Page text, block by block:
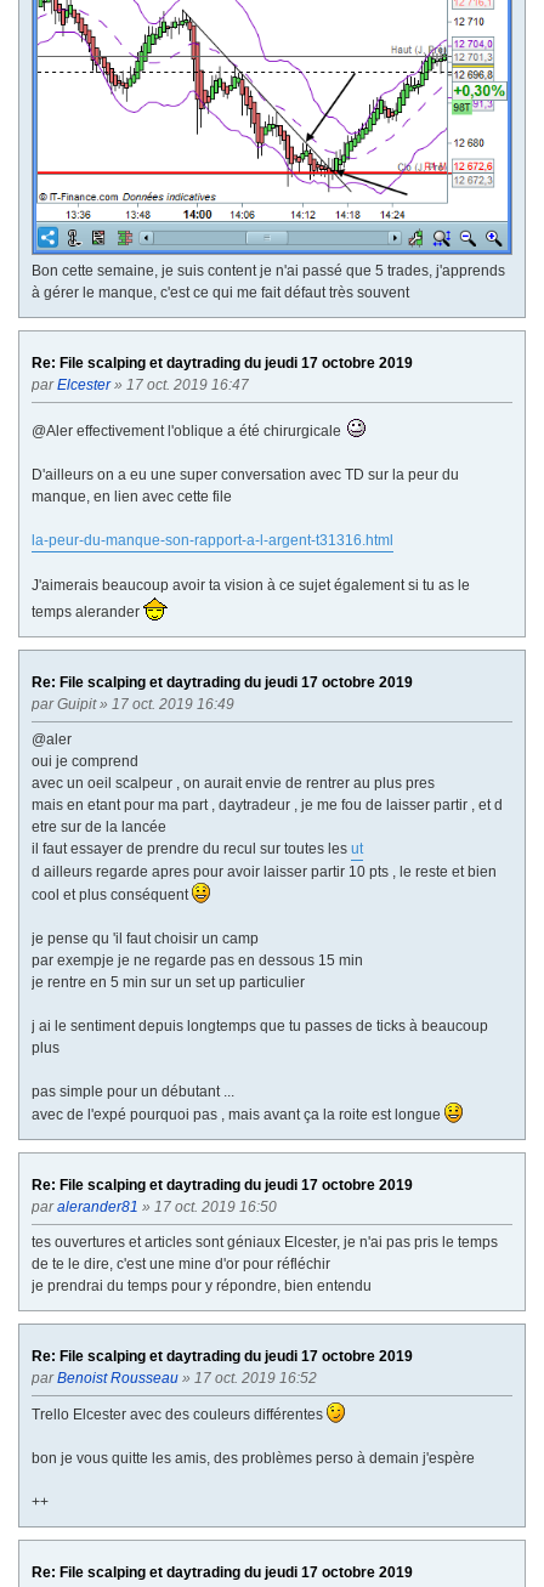
Bon cette semaine, je suis content je n'ai passé que 5 trades, j'apprends
à gérer le manque, c'est ce qui me fait défaut très souvent
Re: File scalping et daytrading du jeudi 17 octobre 2019
parElcester» 17 oct. 2019 16:47
@Aler effectivement l'oblique a été chirurgicale
D'ailleurs on a eu une super conversation avec TD sur la peur du
manque, en lien avec cette file
la-peur-du-manque-son-rapport-a-l-argent-t31316.html
J'aimerais beaucoup avoir ta vision à ce sujet également si tu as le
temps alerander
Re: File scalping et daytrading du jeudi 17 octobre 2019
parGuipit» 17 oct. 2019 16:49
@aler
oui je comprend
avec un oeil scalpeur , on aurait envie de rentrer au plus pres
mais en etant pour ma part , daytradeur , je me fou de laisser partir , et d
etre sur de la lancée
il faut essayer de prendre du recul sur toutes les ut
d ailleurs regarde apres pour avoir laisser partir 10 pts , le reste et bien
cool et plus conséquent
je pense qu 'il faut choisir un camp
par exempje je ne regarde pas en dessous 15 min
je rentre en 5 min sur un set up particulier
j ai le sentiment depuis longtemps que tu passes de ticks à beaucoup
plus
pas simple pour un débutant ...
avec de l'expé pourquoi pas , mais avant ça la roite est longue
Re: File scalping et daytrading du jeudi 17 octobre 2019
paralerander81 » 17 oct. 2019 16:50
tes ouvertures et articles sont géniaux Elcester, je n'ai pas pris le temps
de te le dire, c'est une mine d'or pour réfléchir
je prendrai du temps pour y répondre, bien entendu
Re: File scalping et daytrading du jeudi 17 octobre 2019
parBenoist Rousseau » 17 oct. 2019 16:52
Trello Elcester avec des couleurs différentes
bon je vous quitte les amis, des problèmes perso à demain j'espère
++
Re: File scalping et daytrading du jeudi 17 octobre 2019